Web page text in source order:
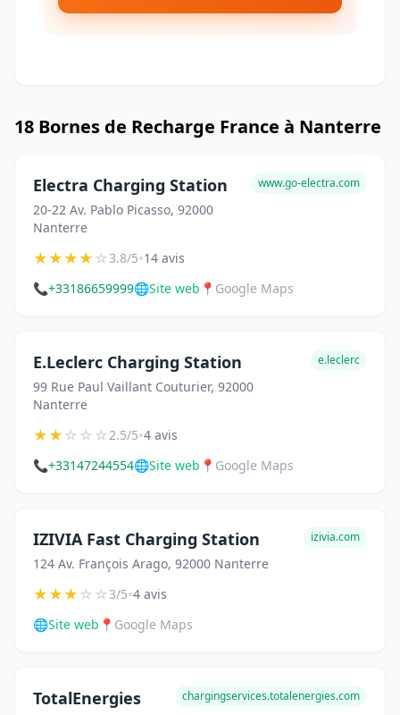
18 Bornes de Recharge France à Nanterre
Electra Charging Station
20-22 Av. Pablo Picasso, 92000
Nanterre
www.go-electra.com
★★★★☆3.8/5•14 avis
📞+33186659999🌐Site web 📍 Google Maps
E.Leclerc Charging Station
99 Rue Paul Vaillant Couturier, 92000
Nanterre
e.leclerc
★★☆☆☆2.5/5•4 avis
📞+33147244554🌐Site web 📍 Google Maps
IZIVIA Fast Charging Station
124 Av. François Arago, 92000 Nanterre
izivia.com
★★★☆☆3/5•4 avis
🌐Site web 📍 Google Maps
TotalEnergies
chargingservices.totalenergies.com